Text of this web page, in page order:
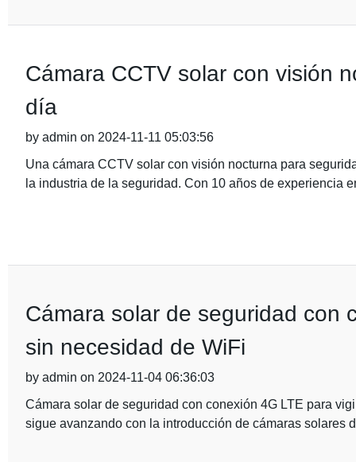
Cámara CCTV solar con visión
día
by admin on 2024-11-11 05:03:56
Una cámara CCTV solar con visión nocturna para
la industria de la seguridad. Con 10 años de experiencia
Cámara solar de seguridad con
sin necesidad de WiFi
by admin on 2024-11-04 06:36:03
Cámara solar de seguridad con conexión 4G LTE para
sigue avanzando con la introducción de cámaras solares